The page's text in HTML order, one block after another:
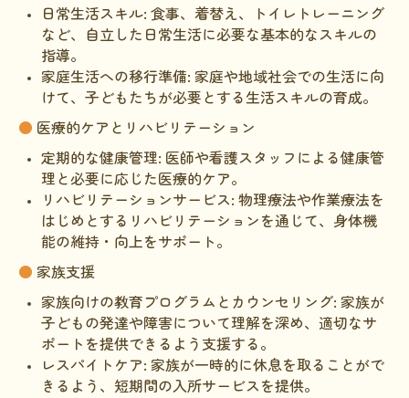
日常生活スキル: 食事、着替え、トイレトレーニング
など、自立した日常生活に必要な基本的なスキルの
指導。
家庭生活への移行準備: 家庭や地域社会での生活に向
けて、子どもたちが必要とする生活スキルの育成。
● 医療的ケアとリハビリテーション
定期的な健康管理: 医師や看護スタッフによる健康管
理と必要に応じた医療的ケア。
リハビリテーションサービス: 物理療法や作業療法を
はじめとするリハビリテーションを通じて、身体機
能の維持・向上をサポート。
● 家族支援
家族向けの教育プログラムとカウンセリング: 家族が
子どもの発達や障害について理解を深め、適切なサ
ポートを提供できるよう支援する。
レスパイトケア: 家族が一時的に休息を取ることがで
きるよう、短期間の入所サービスを提供。